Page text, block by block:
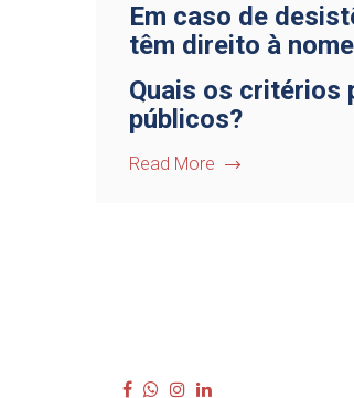
Em caso de
têm direito à
Quais os critérios
públicos?
Read More